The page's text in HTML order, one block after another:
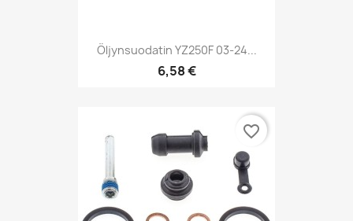
Öljynsuodatin YZ250F 03-24...
6,58 €
favorite_border